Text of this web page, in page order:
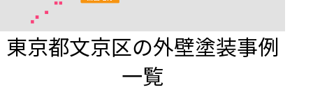
東京都文京区の外壁塗装事例
一覧